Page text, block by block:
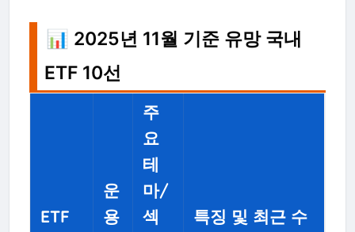
📊 2025년 11월 기준 유망 국내
ETF 10선
ETF
운
용
주
요
테
마/
섹
특징 및 최근 수